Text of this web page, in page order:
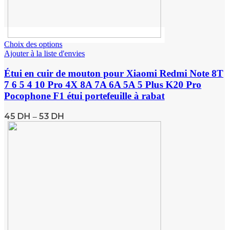
Choix des options
Ajouter à la liste d'envies
Étui en cuir de mouton pour Xiaomi Redmi Note 8T
7 6 5 4 10 Pro 4X 8A 7A 6A 5A 5 Plus K20 Pro
Pocophone F1 étui portefeuille à rabat
45 DH – 53 DH